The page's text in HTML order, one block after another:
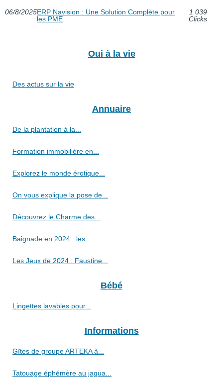
06/8/2025ERP Navision : Une Solution Complète pour
les PME
1 039
Clicks
Oui à la vie
Des actus sur la vie
Annuaire
De la plantation à la...
Formation immobilière en...
Explorez le monde érotique...
On vous explique la pose de...
Découvrez le Charme des...
Baignade en 2024 : les...
Les Jeux de 2024 : Faustine...
Bébé
Lingettes lavables pour...
Informations
Gîtes de groupe ARTEKA à...
Tatouage éphémère au jagua...